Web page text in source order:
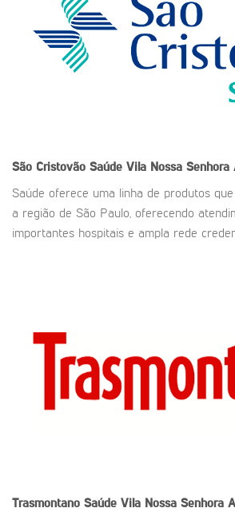
São Cristovão Saúde Vila Nossa Senhora
Saúde oferece uma linha de produtos
a região de São Paulo, oferecendo
importantes hospitais e ampla rede
Trasmontano Saúde Vila Nossa Senhora